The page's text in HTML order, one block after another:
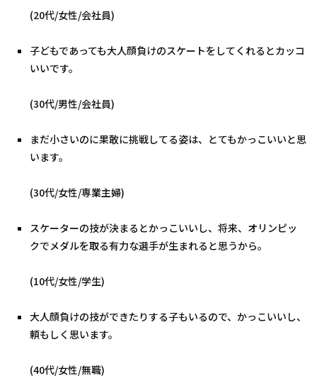
(20代/女性/会社員)
子どもであっても大人顔負けのスケートをしてくれるとカッコ
いいです。
(30代/男性/会社員)
まだ小さいのに果敢に挑戦してる姿は、とてもかっこいいと思
います。
(30代/女性/専業主婦)
スケーターの技が決まるとかっこいいし、将来、オリンピッ
クでメダルを取る有力な選手が生まれると思うから。
(10代/女性/学生)
大人顔負けの技ができたりする子もいるので、かっこいいし、
頼もしく思います。
(40代/女性/無職)